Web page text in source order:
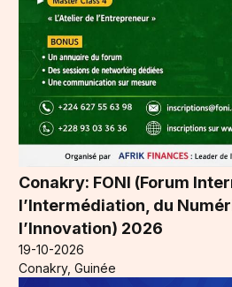
Conakry: FONI (Forum
l’Intermédiation, du
l’Innovation) 2026
19-10-2026
Conakry, Guinée